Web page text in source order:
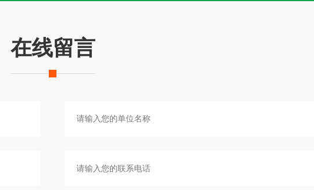
在线留言